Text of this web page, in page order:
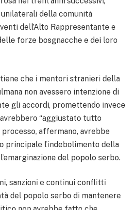
della comunità
dell’Alto Rappresentante e
forze bosgnacche e dei loro
che i mentori stranieri della
non avessero intenzione di
gli accordi, promettendo invece
“aggiustato tutto
processo, affermano, avrebbe
principale l’indebolimento della
del popolo serbo.
sanzioni e continui conflitti
del popolo serbo di mantenere